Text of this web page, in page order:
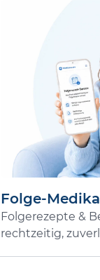
Folge-
Folgerezepte &
rechtzeitig,